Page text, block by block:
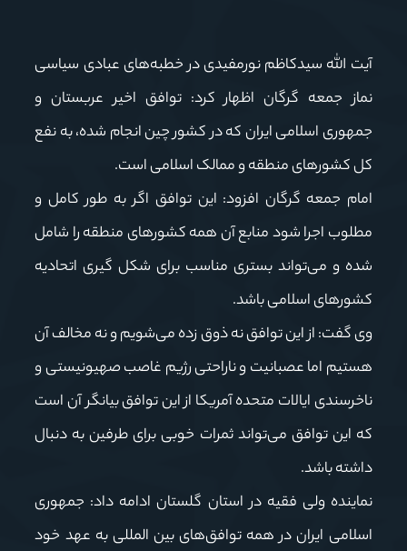
آیت الله سیدکاظم نورمفیدی در خطبه‌های عبادی سیاسی
نماز جمعه گرگان اظهار کرد: توافق اخیر عربستان و
جمهوری اسلامی ایران که در کشور چین انجام شده، به نفع
کل کشورهای منطقه و ممالک اسلامی است.
امام جمعه گرگان افزود: این توافق اگر به طور کامل و
مطلوب اجرا شود منابع آن همه کشورهای منطقه را شامل
شده و می‌تواند بستری مناسب برای شکل گیری اتحادیه
کشورهای اسلامی باشد.
وی گفت: از این توافق نه ذوق زده می‌شویم و نه مخالف آن
هستیم اما عصبانیت و ناراحتی رژیم غاصب صهیونیستی و
ناخرسندی ایالات متحده آمریکا از این توافق بیانگر آن است
که این توافق می‌تواند ثمرات خوبی برای طرفین به دنبال
داشته باشد.
نماینده ولی فقیه در استان گلستان ادامه داد: جمهوری
اسلامی ایران در همه توافق‌های بین المللی به عهد خود